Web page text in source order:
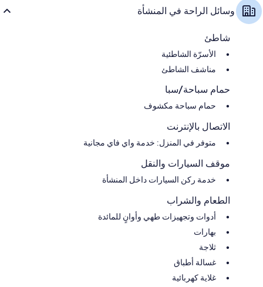
وسائل الراحة في المنشأة
شاطئ
الأسرّة الشاطئية
مناشف الشاطئ
حمام سباحة/سبا
حمام سباحة مكشوف
الاتصال بالإنترنت
متوفر في المنزل: خدمة واي فاي مجانية
موقف السيارات والنقل
خدمة ركن السيارات داخل المنشأة
الطعام والشراب
أدوات وتجهيزات طهي وأوانٍ للمائدة
بهارات
ثلاجة
غسالة أطباق
غلاية كهربائية